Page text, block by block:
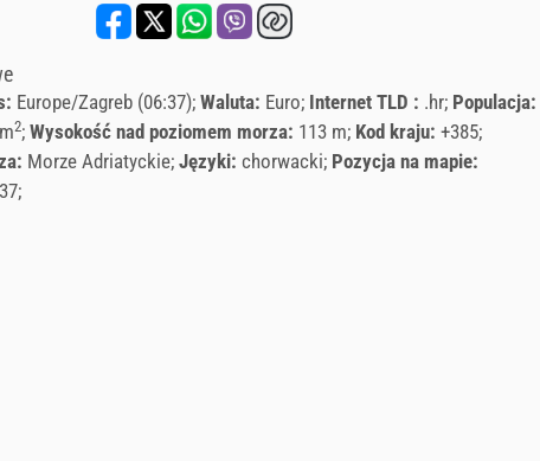
Europe/Zagreb (06:37) Waluta: Euro Internet TLD : .hr Populacja:
2 Wysokość nad poziomem morza: 113 m Kod kraju: +385
Morze Adriatyckie Języki: chorwacki Pozycja na mapie: